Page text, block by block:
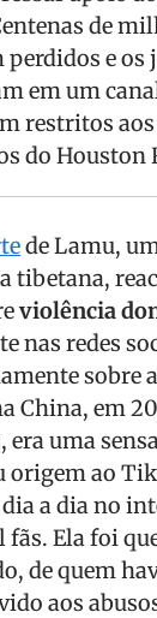
de
e os
em um
restritos
do Houston
de Lamu,
tibetana,
violência
nas redes
sobre
China, em
era uma
origem ao
a dia no
fãs. Ela foi
de quem
aos